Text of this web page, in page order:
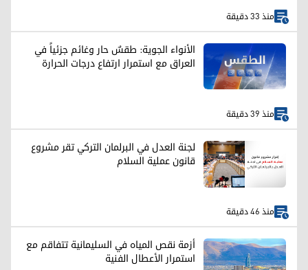
منذ 33 دقيقة
الأنواء الجوية: طقسٌ حار وغائم جزئياً في
العراق مع استمرار ارتفاع درجات الحرارة
منذ 39 دقيقة
لجنة العدل في البرلمان التركي تقر مشروع
قانون عملية السلام
منذ 46 دقيقة
أزمة نقص المياه في السليمانية تتفاقم مع
استمرار الأعطال الفنية